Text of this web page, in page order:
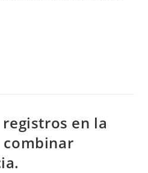
en la
combinar